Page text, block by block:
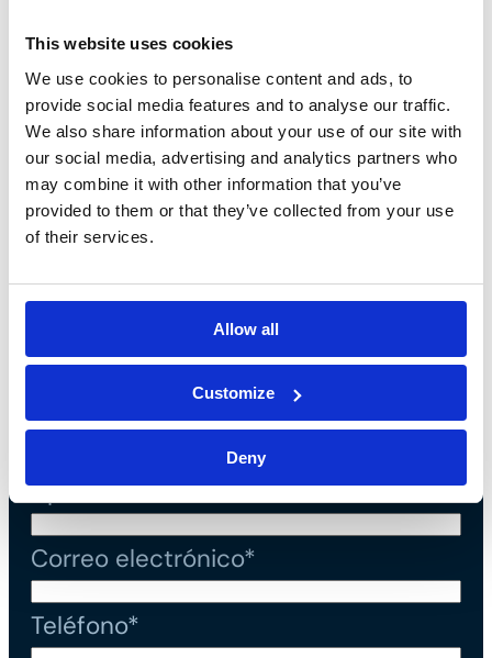
This website uses cookies
We use cookies to personalise content and ads, to
provide social media features and to analyse our traffic.
We also share information about your use of our site with
our social media, advertising and analytics partners who
may combine it with other information that you’ve
provided to them or that they’ve collected from your use
of their services.
Allow all
Customize
Deny
información
Rellene el formulario y le
responderemos lo antes
posible.
Llámanos
Tel. +39 035 3846 011
Nombre*
Apellido*
Correo electrónico*
Teléfono*